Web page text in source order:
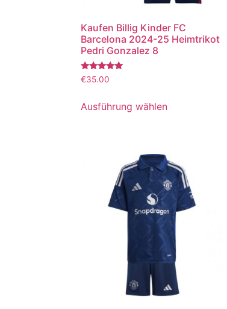
Kaufen Billig Kinder FC
Barcelona 2024-25 Heimtrikot
Pedri Gonzalez 8
Bewertet
mit
von 5
€35.00
Ausführung wählen